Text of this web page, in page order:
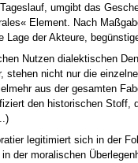
umgibt das
Element. Nach
Lage der Akteure,
Nutzen dialektischen
stehen nicht nur die
aus der gesamten
den historischen Stoff,
legitimiert sich in der
der moralischen